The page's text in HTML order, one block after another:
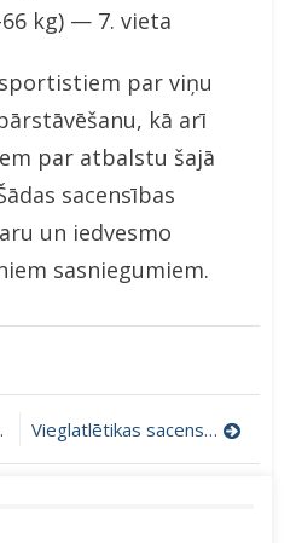
kg) — 7. vieta
par viņu
kā arī
par atbalstu šajā
sacensības
un iedvesmo
sasniegumiem.
Vieglatlētikas sacensības Tukumā